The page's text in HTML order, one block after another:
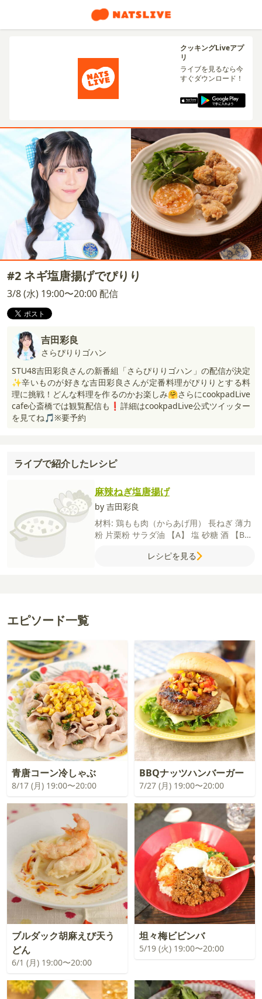
クッキングLiveアプ
リ
ライブを見るなら今
すぐダウンロード！
#2 ネギ塩唐揚げでぴりり
3/8 (水) 19:00〜20:00 配信
吉田彩良
さらぴりりゴハン
STU48吉田彩良さんの新番組「さらぴりりゴハン」の配信が決定
✨辛いものが好きな吉田彩良さんが定番料理がぴりりとする料
理に挑戦！どんな料理を作るのかお楽しみ🤗さらにcookpadLive
cafe心斎橋では観覧配信も❗️詳細はcookpadLive公式ツイッター
を見てね🎵※要予約
ライブで紹介したレシピ
麻辣ねぎ塩唐揚げ
by 吉田彩良
材料: 鶏もも肉（からあげ用） 長ねぎ 薄力
粉 片栗粉 サラダ油 【A】 塩 砂糖 酒
【B】
しょうが（すりおろし）
レシピを見る
エピソード一覧
青唐コーン冷しゃぶ
8/17 (月) 19:00〜20:00
BBQナッツハンバーガー
7/27 (月) 19:00〜20:00
ブルダック胡麻えび天う
どん
6/1 (月) 19:00〜20:00
坦々梅ビビンバ
5/19 (火) 19:00〜20:00